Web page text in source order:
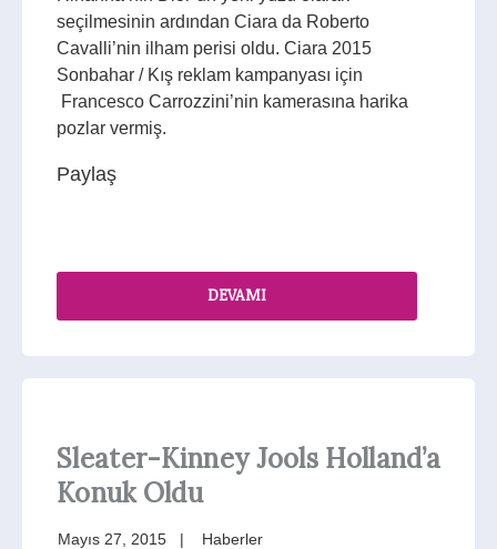
seçilmesinin ardından Ciara da Roberto
Cavalli’nin ilham perisi oldu. Ciara 2015
Sonbahar / Kış reklam kampanyası için
Francesco Carrozzini’nin kamerasına harika
pozlar vermiş.
Paylaş
DEVAMI
Sleater-Kinney Jools Holland’a
Konuk Oldu
Mayıs 27, 2015 Haberler